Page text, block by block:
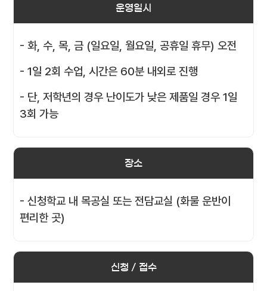
운영일시
- 화, 수, 목, 금 (일요일, 월요일, 공휴일 휴무) 오전
- 1일 2회 수업, 시간은 60분 내외로 진행
- 단, 저학년의 경우 난이도가 낮은 제품일 경우 1일
3회 가능
장소
- 신청학교 내 목공실 또는 전담교실 (화물 운반이
편리한 곳)
신청 / 접수